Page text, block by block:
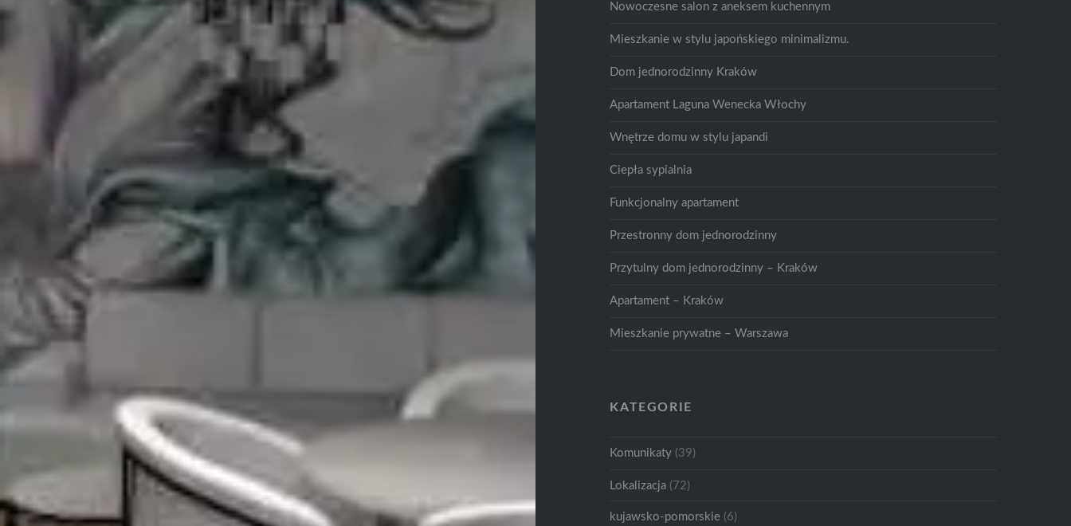
Nowoczesne salon z aneksem kuchennym
Mieszkanie w stylu japońskiego minimalizmu.
Dom jednorodzinny Kraków
Apartament Laguna Wenecka Włochy
Wnętrze domu w stylu japandi
Ciepła sypialnia
Funkcjonalny apartament
Przestronny dom jednorodzinny
Przytulny dom jednorodzinny – Kraków
Apartament – Kraków
Mieszkanie prywatne – Warszawa
KATEGORIE
Komunikaty (39)
Lokalizacja (72)
kujawsko-pomorskie (6)